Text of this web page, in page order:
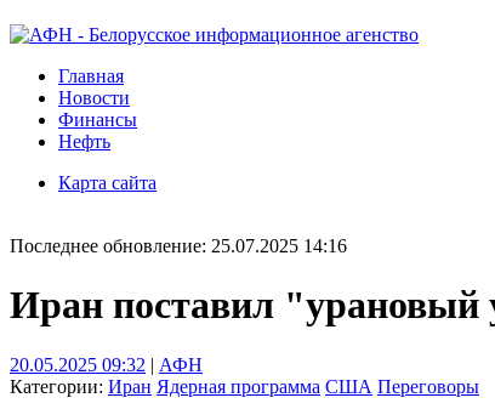
Главная
Новости
Финансы
Нефть
Карта сайта
Последнее обновление: 25.07.2025 14:16
Иран поставил "урановый
20.05.2025 09:32 | АФН
Категории: Иран Ядерная программа США Переговоры